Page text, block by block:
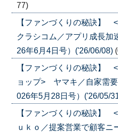
77)
【ファンづくりの秘訣】
クラシコム／アプリ成長加
26年6月4日号）('26/06/08)
【ファンづくりの秘訣】
ョップ> ヤマキ／自家需
026年5月28日号）('26/05/
【ファンづくりの秘訣】
ｕｋｏ／提案営業で顧客ニ